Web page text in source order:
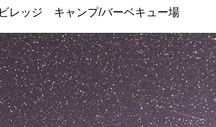
レッジ キャンプ/バーベキュー場